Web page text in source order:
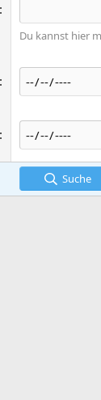
Du kannst hier
Suche